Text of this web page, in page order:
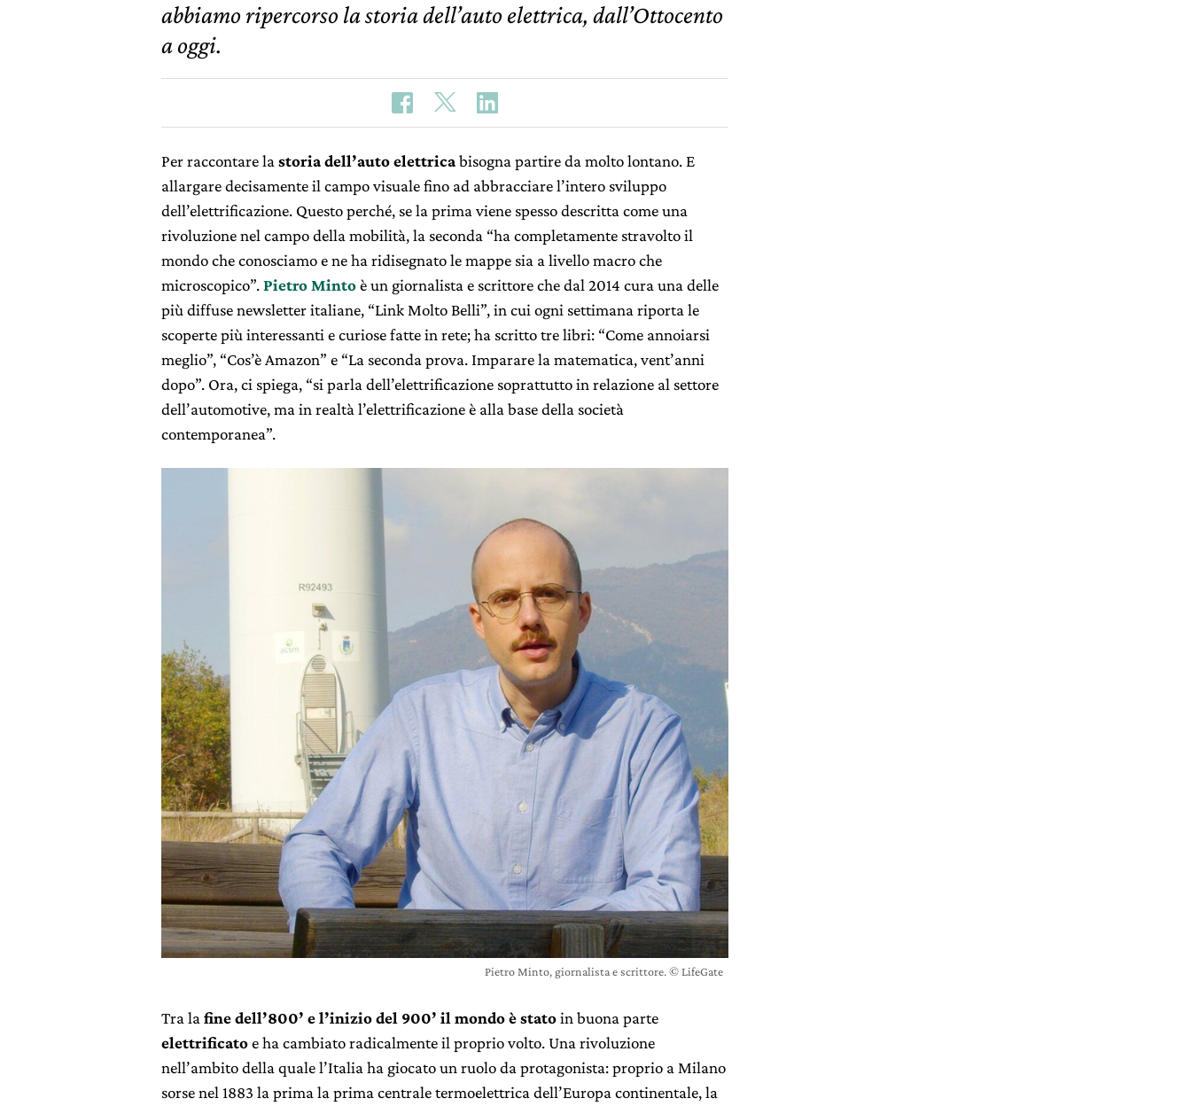
abbiamo ripercorso la storia dell’auto elettrica, dall’Ottocento
a oggi.
Per raccontare la storia dell’auto elettricabisogna partire da molto lontano. E
allargare decisamente il campo visuale fino ad abbracciare l’intero sviluppo
dell’elettrificazione. Questo perché, se la prima viene spesso descritta come una
rivoluzione nel campo della mobilità, la seconda “ha completamente stravolto il
mondo che conosciamo e ne ha ridisegnato le mappe sia a livello macro che
microscopico”.Pietro Mintoè un giornalista e scrittore che dal 2014 cura una delle
più diffuse newsletter italiane, “Link Molto Belli”, in cui ogni settimana riporta le
scoperte più interessanti e curiose fatte in rete; ha scritto tre libri: “Come annoiarsi
meglio”, “Cos’è Amazon” e “La seconda prova. Imparare la matematica, vent’anni
dopo”. Ora, ci spiega, “si parla dell’elettrificazione soprattutto in relazione al settore
dell’automotive, ma in realtà l’elettrificazione è alla base della società
contemporanea”.
Pietro Minto, giornalista e scrittore. © LifeGate
Tra la fine dell’800’ e l’inizio del 900’ il mondo è statoin buona parte
elettrificatoe ha cambiato radicalmente il proprio volto. Una rivoluzione
nell’ambito della quale l’Italia ha giocato un ruolo da protagonista: proprio a Milano
sorse nel 1883 la prima la prima centrale termoelettrica dell’Europa continentale, la